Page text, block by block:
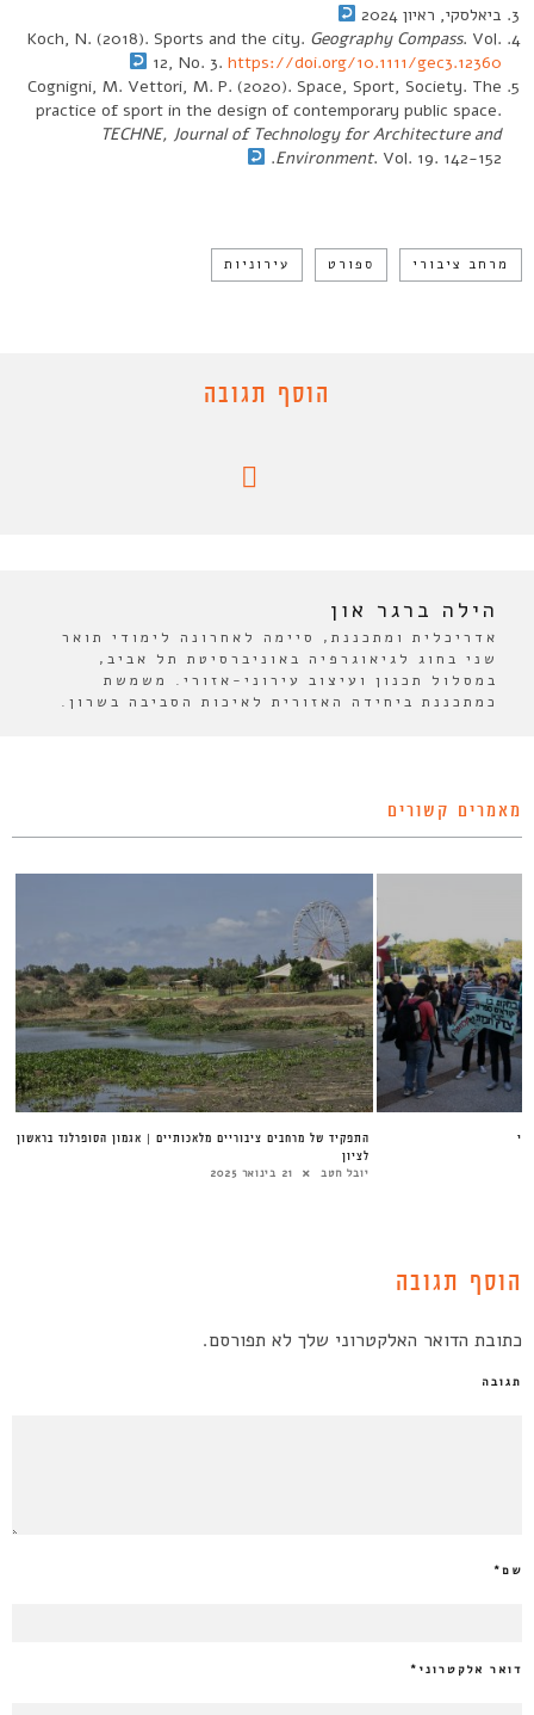
ביאלסקי, ראיון 2024
Koch, N. (2018). Sports and the city. Geography Compass. Vol.
12, No. 3. https://doi.org/10.1111/gec3.12360
Cognigni, M. Vettori, M. P. (2020). Space, Sport, Society. The
practice of sport in the design of contemporary public space.
TECHNE, Journal of Technology for Architecture and
Environment. Vol. 19. 142-152.
מרחב ציבורי ספורט עירוניות
הוסף תגובה
הילה ברגר און
אדריכלית ומתכננת, סיימה לאחרונה לימודי תואר
שני בחוג לגיאוגרפיה באוניברסיטת תל אביב,
במסלול תכנון ועיצוב עירוני-אזורי. משמשת
כמתכננת ביחידה האזורית לאיכות הסביבה בשרון.
מאמרים קשורים
התפקיד של מרחבים ציבוריים מלאכותיים | אגמון הסופרלנד בראשון
לציון
יובל חטב 21 בינואר 2025
הוסף תגובה
כתובת הדואר האלקטרוני שלך לא תפורסם.
תגובה
שם*
דואר אלקטרוני *